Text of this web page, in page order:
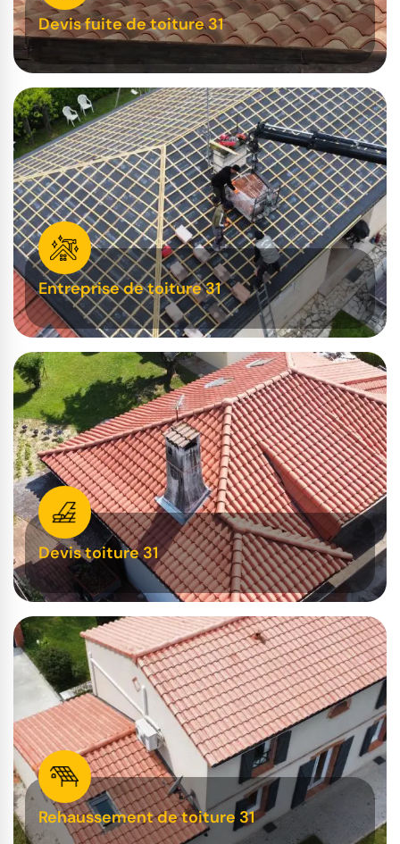
Devis fuite de toiture 31
Entreprise de toiture 31
Devis toiture 31
Rehaussement de toiture 31